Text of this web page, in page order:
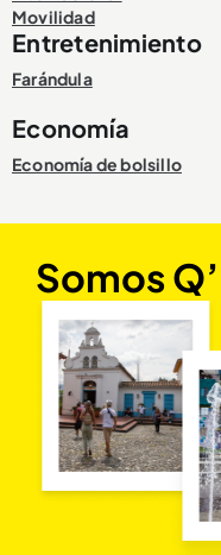
Movilidad
Entretenimiento
Farándula
Economía
Economía de bolsillo
Somos